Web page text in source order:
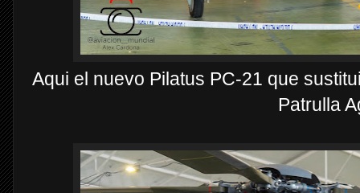
Aqui el nuevo Pilatus PC-21 que
Patrulla